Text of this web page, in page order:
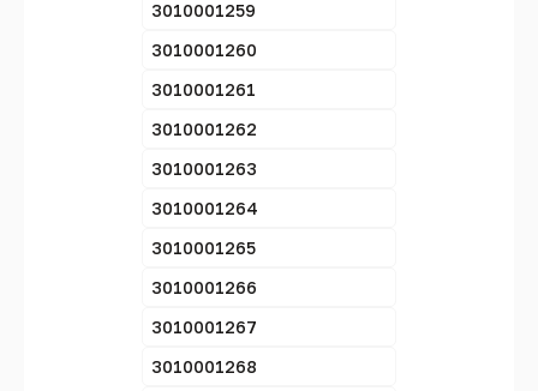
3010001259
3010001260
3010001261
3010001262
3010001263
3010001264
3010001265
3010001266
3010001267
3010001268